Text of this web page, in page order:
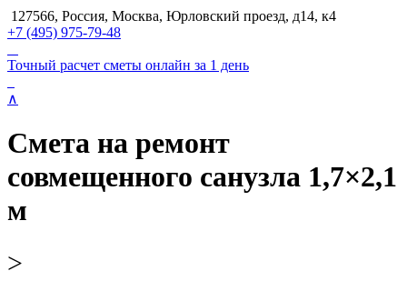
127566, Россия, Москва, Юрловский проезд, д14, к4
+7 (495) 975-79-48
Точный расчет сметы онлайн за 1 день
∧
Смета на ремонт
совмещенного санузла 1,7×2,1
м
>